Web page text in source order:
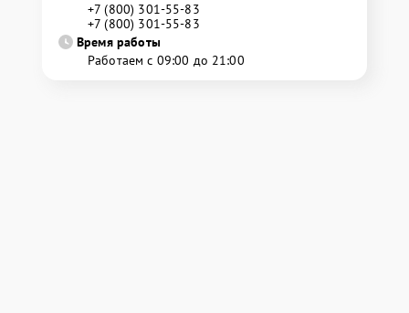
+7 (800) 301-55-83
+7 (800) 301-55-83
Время работы
Работаем с 09:00 до 21:00